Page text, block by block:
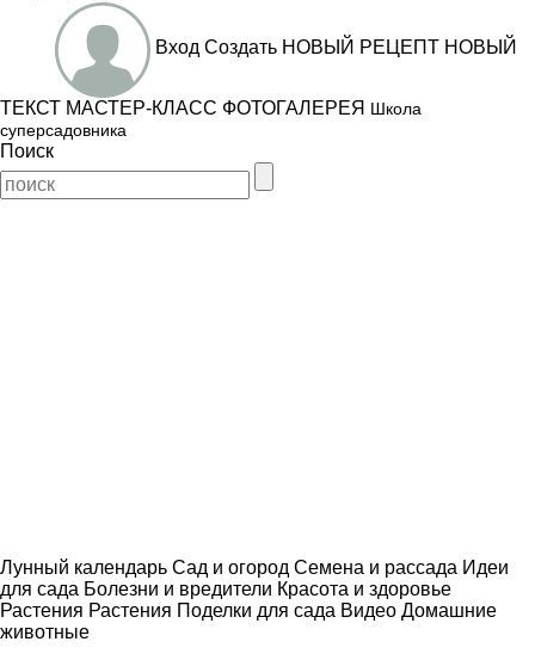
Вход Создать НОВЫЙ РЕЦЕПТ НОВЫЙ
ТЕКСТ МАСТЕР-КЛАСС ФОТОГАЛЕРЕЯ Школа
суперсадовника
Поиск
Лунный календарь Сад и огород Семена и рассада Идеи
для сада Болезни и вредители Красота и здоровье
Растения Растения Поделки для сада Видео Домашние
животные